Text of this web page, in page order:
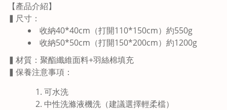
【產品介紹】
▍尺寸：
收納40*40cm（打開110*150cm）約550g
收納50*50cm（打開150*200cm）約1200g
▍材質：聚酯纖維面料+羽絲棉填充
▍ 保養注意事項：
可水洗
中性洗滌液機洗（建議選擇輕柔檔）